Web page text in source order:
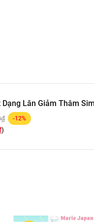
Dạng Lăn Giảm Thâm
-12%
)